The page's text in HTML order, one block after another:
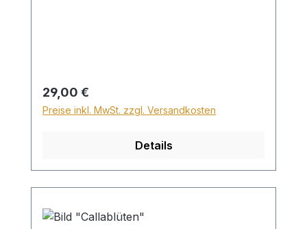
Versand ins Ausland beträgt der
Sperrgutzuschlag 30€.
Regulärer Preis:
29,00 €
Preise inkl. MwSt. zzgl. Versandkosten
Details